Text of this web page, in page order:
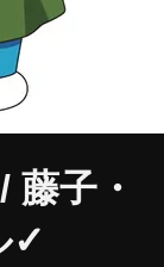
藤子・
✓